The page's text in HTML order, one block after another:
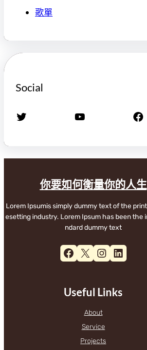
歌單
Social
X YouTube Facebook
你要如何衡量你的人生
Lorem Ipsumis simply dummy text of the
esetting industry. Lorem Ipsum has been the
ndard dummy text
Facebook X Instagram LinkedIn
Useful Links
About
Service
Projects